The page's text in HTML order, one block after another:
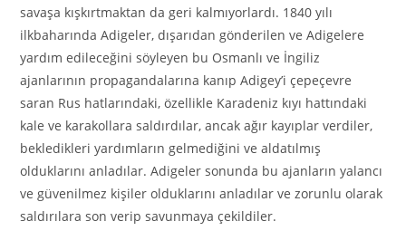
savaşa kışkırtmaktan da geri kalmıyorlardı. 1840 yılı
ilkbaharında Adigeler, dışarıdan gönderilen ve Adigelere
yardım edileceğini söyleyen bu Osmanlı ve İngiliz
ajanlarının propagandalarına kanıp Adigey’i çepeçevre
saran Rus hatlarındaki, özellikle Karadeniz kıyı hattındaki
kale ve karakollara saldırdılar, ancak ağır kayıplar verdiler,
bekledikleri yardımların gelmediğini ve aldatılmış
olduklarını anladılar. Adigeler sonunda bu ajanların yalancı
ve güvenilmez kişiler olduklarını anladılar ve zorunlu olarak
saldırılara son verip savunmaya çekildiler.